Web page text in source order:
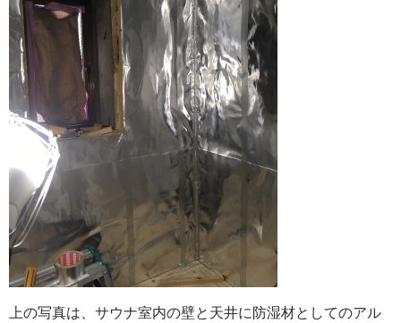
上の写真は、サウナ室内の壁と天井に防湿材としてのアル